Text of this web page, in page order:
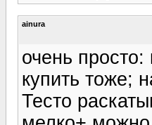
ainura
очень просто:
купить тоже;
Тесто